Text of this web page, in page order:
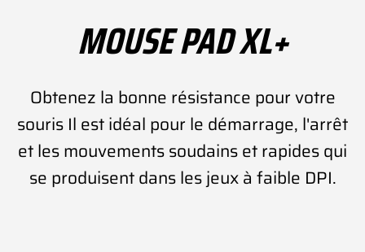
MOUSE PAD XL+
Obtenez la bonne résistance pour votre
souris Il est idéal pour le démarrage, l'arrêt
et les mouvements soudains et rapides qui
se produisent dans les jeux à faible DPI.